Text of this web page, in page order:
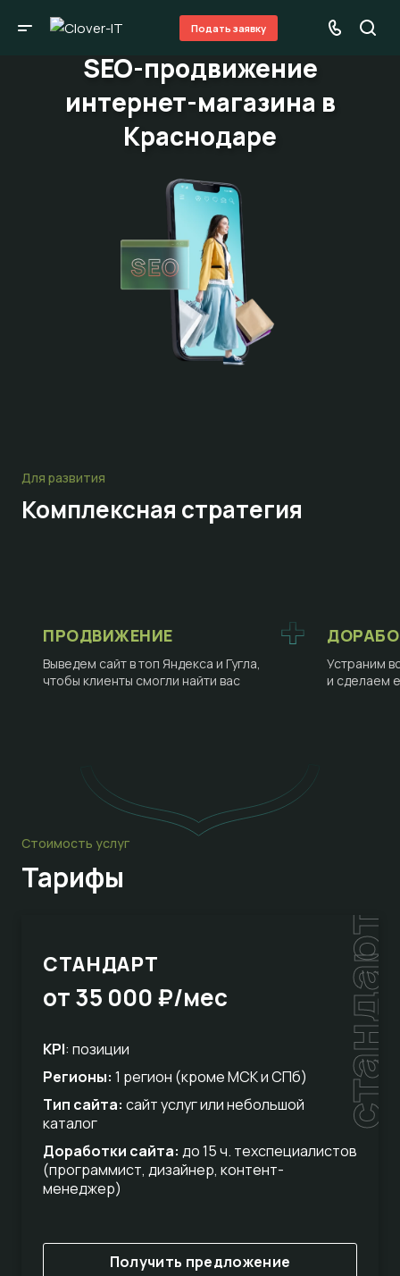
Подать заявку
SEO-продвижение
интернет-магазина в
Краснодаре
Для развития
Комплексная стратегия
ПРОДВИЖЕНИЕ
Выведем сайт в топ Яндекса и Гугла,
чтобы клиенты смогли найти вас
Устраним
и сделаем
Стоимость услуг
Тарифы
стандарт
СТАНДАРТ
от 35 000 ₽/мес
KPI: позиции
Регионы: 1 регион (кроме МСК и СПб)
Тип сайта: сайт услуг или небольшой
каталог
Доработки сайта: до 15 ч. техспециалистов
(программист, дизайнер, контент-
менеджер)
Получить предложение